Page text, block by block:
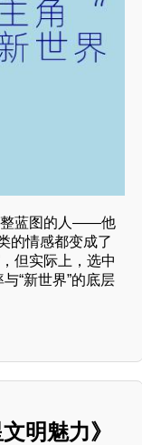
整蓝图的人——他
的情感都变成了
但实际上，选中
“新世界”的底层
明魅力》